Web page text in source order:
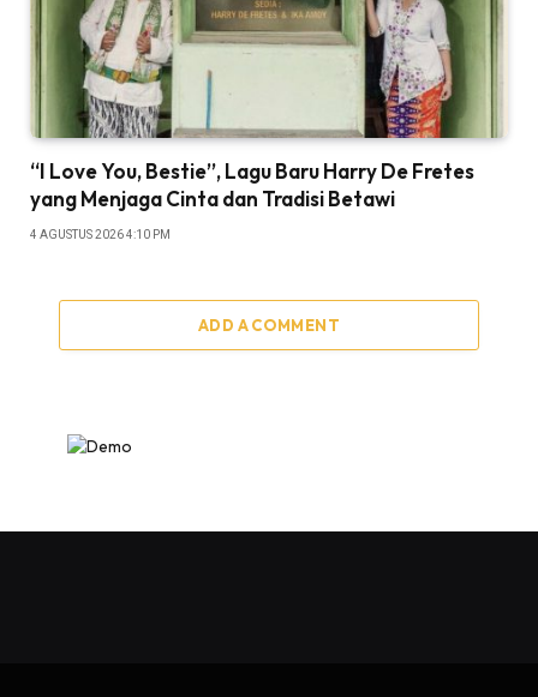
“I Love You, Bestie”, Lagu Baru Harry De Fretes
yang Menjaga Cinta dan Tradisi Betawi
4 AGUSTUS 2026 4:10 PM
ADD A COMMENT